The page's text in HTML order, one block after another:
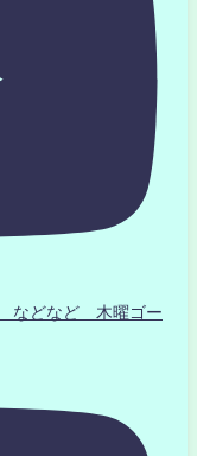
などなど 木曜ゴー